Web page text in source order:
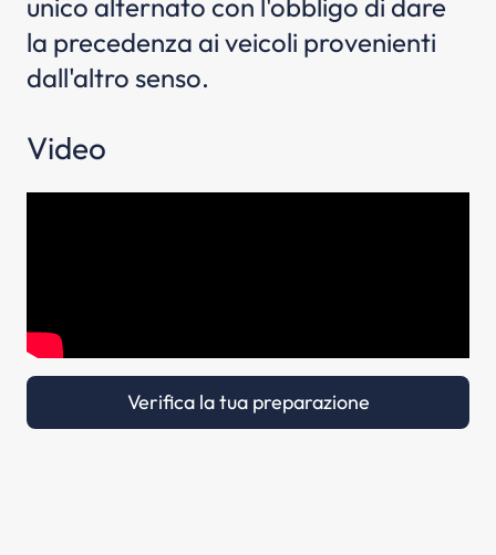
unico alternato con l'obbligo di dare
la precedenza ai veicoli provenienti
dall'altro senso.
Video
Verifica la tua preparazione